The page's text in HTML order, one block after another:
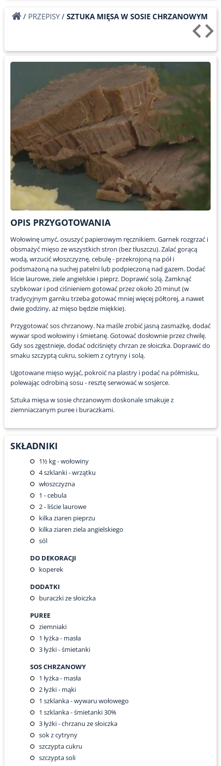
/ PRZEPISY/ SZTUKA MIĘSA W SOSIE CHRZANOWYM
OPIS PRZYGOTOWANIA
Wołowinę umyć, osuszyć papierowym ręcznikiem. Garnek rozgrzać i
obsmażyć mięso ze wszystkich stron (bez tłuszczu). Zalać gorącą
wodą, wrzucić włoszczyznę, cebulę - przekrojoną na pół i
podsmażoną na suchej patelni lub podpieczoną nad gazem. Dodać
liście laurowe, ziele angielskie i pieprz. Doprawić solą. Zamknąć
szybkowar i pod ciśnieniem gotować przez około 20 minut (w
tradycyjnym garnku trzeba gotować mniej więcej półtorej, a nawet
dwie godziny, aż mięso będzie miękkie).
Przygotować sos chrzanowy. Na maśle zrobić jasną zasmażkę, dodać
wywar spod wołowiny i śmietanę. Gotować dosłownie przez chwilę.
Gdy sos zgęstnieje, dodać odciśnięty chrzan ze słoiczka. Doprawić do
smaku szczyptą cukru, sokiem z cytryny i solą.
Ugotowane mięso wyjąć, pokroić na plastry i podać na półmisku,
polewając odrobiną sosu - resztę serwować w sosjerce.
Sztuka mięsa w sosie chrzanowym doskonale smakuje z
ziemniaczanym puree i buraczkami.
SKŁADNIKI
1½kg - wołowiny
4szklanki - wrzątku
włoszczyzna
1 - cebula
2- liście laurowe
kilka ziaren pieprzu
kilka ziaren ziela angielskiego
sól
DO DEKORACJI
koperek
DODATKI
buraczki ze słoiczka
PUREE
ziemniaki
1 łyżka - masła
3łyżki - śmietanki
SOS CHRZANOWY
1 łyżka - masła
2łyżki - mąki
1 szklanka - wywaru wołowego
1 szklanka - śmietanki 30%
3łyżki - chrzanu ze słoiczka
sok z cytryny
szczypta cukru
szczypta soli